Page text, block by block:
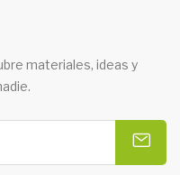
materiales, ideas y